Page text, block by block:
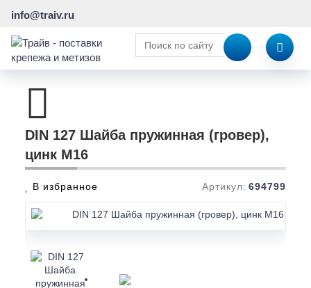
info@traiv.ru
DIN 127 Шайба пружинная (гровер),
цинк M16
В избранное Артикул: 694799